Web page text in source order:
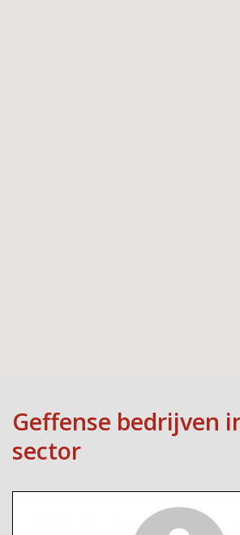
Geffense bedrijven
sector